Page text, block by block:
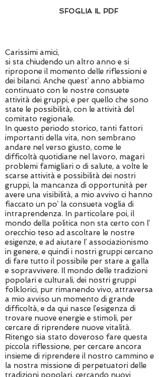
SFOGLIA IL PDF
Carissimi amici,
si sta chiudendo un altro anno e si
ripropone il momento delle riflessioni e
dei bilanci. Anche quest’ anno abbiamo
continuato con le nostre consuete
attività dei gruppi, e per quello che sono
state le possibilità, con le attività del
comitato regionale.
In questo periodo storico, tanti fattori
importanti della vita, non sembrano
andare nel verso giusto, come le
difficoltà quotidiane nel lavoro, magari
problemi famigliari o di salute, a volte le
scarse attività e possibilità dei nostri
gruppi, la mancanza di opportunità per
avere una visibilità, a mio avvivo ci hanno
fiaccato un po’ la consueta voglia di
intraprendenza. In particolare poi, il
mondo della politica non sta certo con l’
orecchio teso ad ascoltare le nostre
esigenze, e ad aiutare l’ associazionismo
in genere, e quindi i nostri gruppi cercano
di fare tutto il possibile per stare a galla
e sopravvivere. Il mondo delle tradizioni
popolari e culturali, dei nostri gruppi
folklorici, pur rimanendo vivo, attraversa
a mio avviso un momento di grande
difficoltà, e da qui nasce l’esigenza di
trovare nuove energie e stimoli, per
cercare di riprendere nuove vitalità.
Ritengo sia stato doveroso fare questa
piccola riflessione, per cercare ancora
insieme di riprendere il nostro cammino e
la nostra missione di perpetuatori delle
tradizioni popolari, cercando nuovi